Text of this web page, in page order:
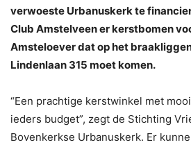
verwoeste Urbanuskerk te
Club Amstelveen er kerstbomen
Amsteloever dat op het
Lindenlaan 315 moet komen.
“Een prachtige kerstwinkel met
ieders budget”, zegt de Stichting
Bovenkerkse Urbanuskerk. Er